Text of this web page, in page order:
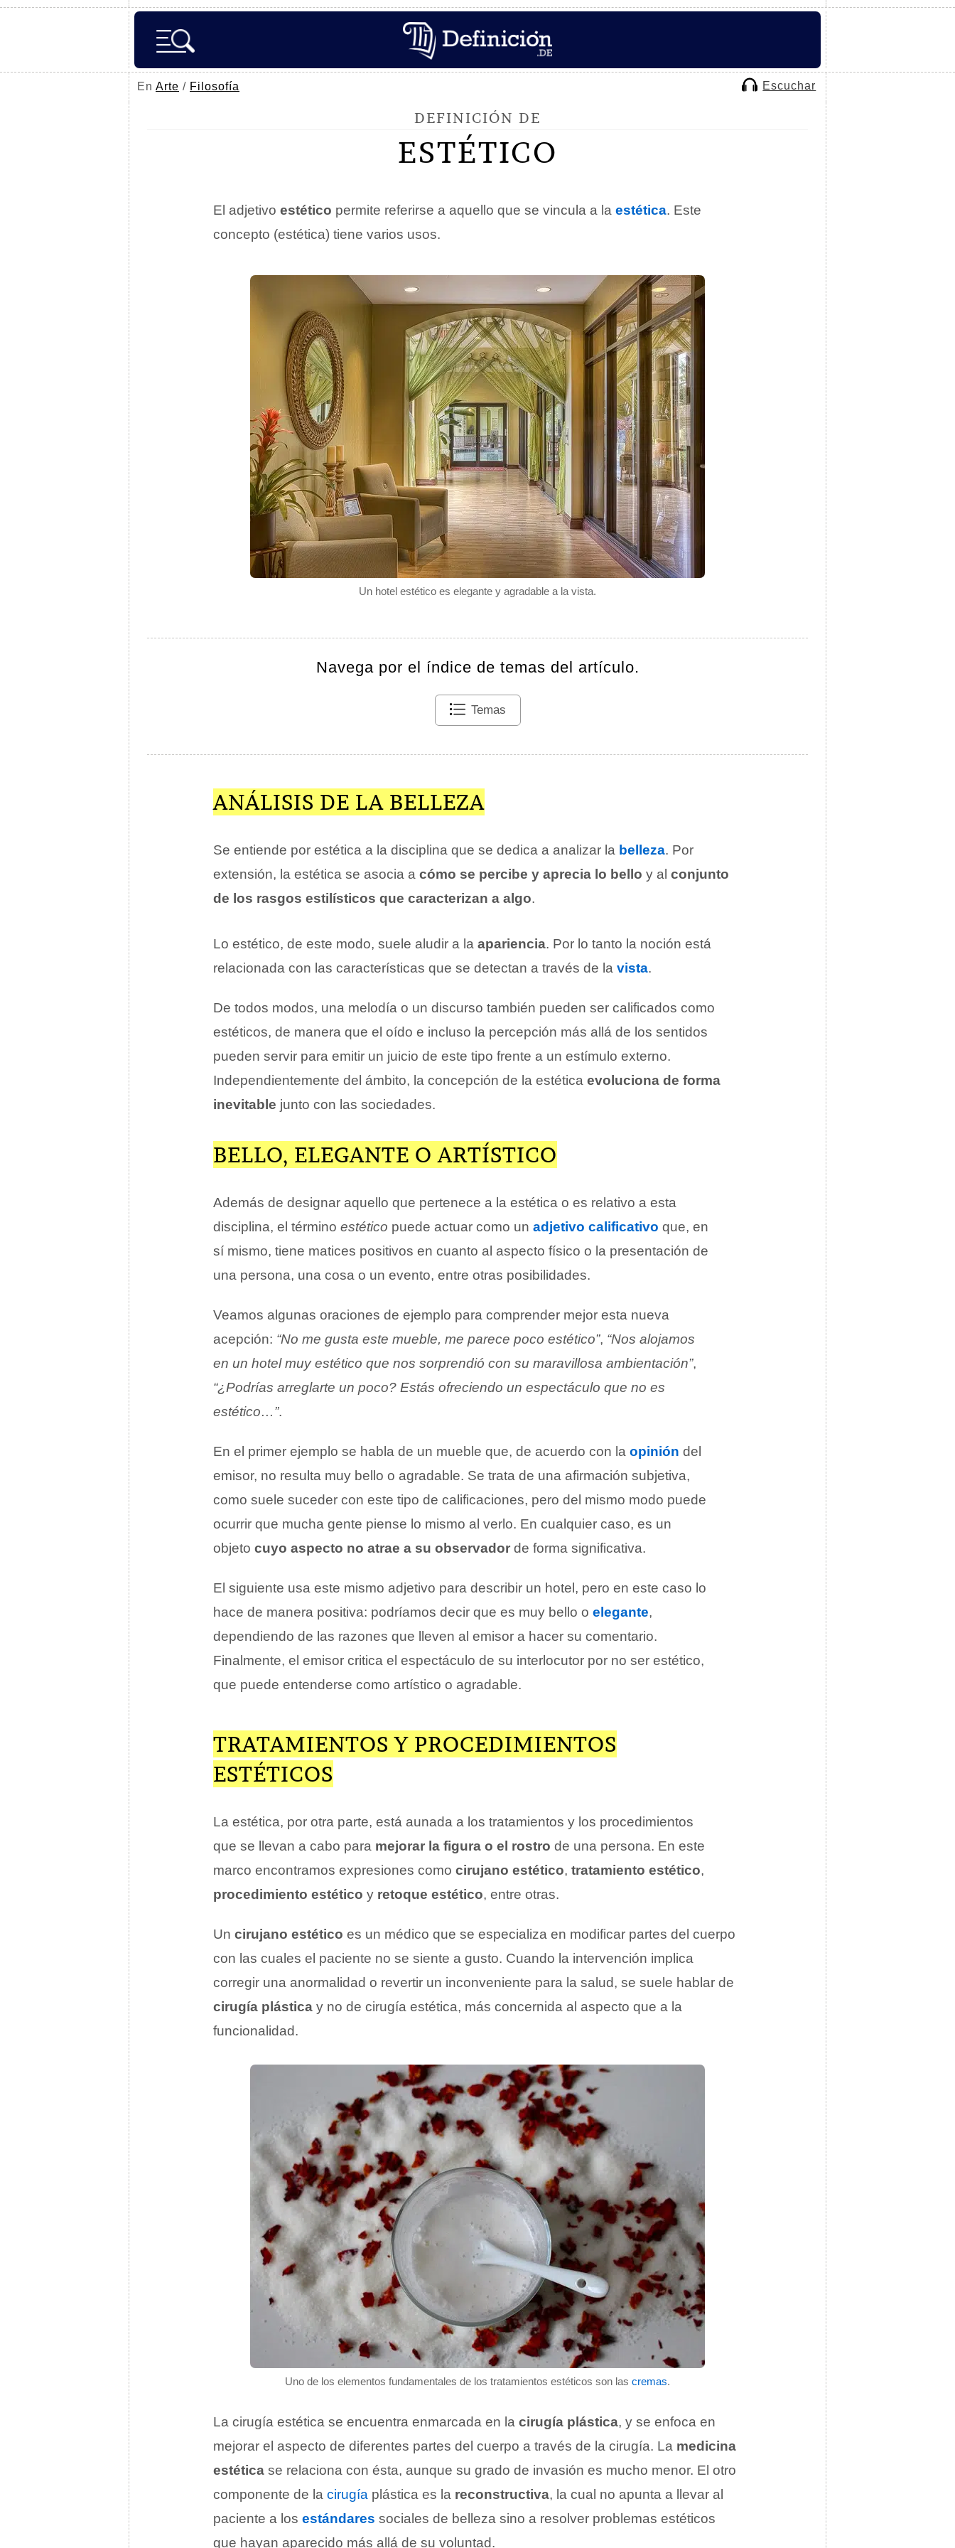
En Arte / Filosofía Escuchar
DEFINICIÓN DE
ESTÉTICO
Un hotel estético es elegante y agradable a la vista.
El adjetivo estético permite referirse a aquello que se vincula a la estética. Este
concepto (estética) tiene varios usos.
Navega por el índice de temas del artículo.
Temas
ANÁLISIS DE LA BELLEZA
Se entiende por estética a la disciplina que se dedica a analizar la belleza. Por
extensión, la estética se asocia a cómo se percibe y aprecia lo bello y al conjunto
de los rasgos estilísticos que caracterizan a algo.
Lo estético, de este modo, suele aludir a la apariencia. Por lo tanto la noción está
relacionada con las características que se detectan a través de la vista.
De todos modos, una melodía o un discurso también pueden ser calificados como
estéticos, de manera que el oído e incluso la percepción más allá de los sentidos
pueden servir para emitir un juicio de este tipo frente a un estímulo externo.
Independientemente del ámbito, la concepción de la estética evoluciona de forma
inevitable junto con las sociedades.
BELLO, ELEGANTE O ARTÍSTICO
Además de designar aquello que pertenece a la estética o es relativo a esta
disciplina, el término estético puede actuar como un adjetivo calificativo que, en
sí mismo, tiene matices positivos en cuanto al aspecto físico o la presentación de
una persona, una cosa o un evento, entre otras posibilidades.
Veamos algunas oraciones de ejemplo para comprender mejor esta nueva
acepción: “No me gusta este mueble, me parece poco estético”, “Nos alojamos
en un hotel muy estético que nos sorprendió con su maravillosa ambientación”,
“¿Podrías arreglarte un poco? Estás ofreciendo un espectáculo que no es
estético…”.
En el primer ejemplo se habla de un mueble que, de acuerdo con la opinión del
emisor, no resulta muy bello o agradable. Se trata de una afirmación subjetiva,
como suele suceder con este tipo de calificaciones, pero del mismo modo puede
ocurrir que mucha gente piense lo mismo al verlo. En cualquier caso, es un
objeto cuyo aspecto no atrae a su observador de forma significativa.
El siguiente usa este mismo adjetivo para describir un hotel, pero en este caso lo
hace de manera positiva: podríamos decir que es muy bello o elegante,
dependiendo de las razones que lleven al emisor a hacer su comentario.
Finalmente, el emisor critica el espectáculo de su interlocutor por no ser estético,
que puede entenderse como artístico o agradable.
TRATAMIENTOS Y PROCEDIMIENTOS
ESTÉTICOS
La estética, por otra parte, está aunada a los tratamientos y los procedimientos
que se llevan a cabo para mejorar la figura o el rostro de una persona. En este
marco encontramos expresiones como cirujano estético, tratamiento estético,
procedimiento estético y retoque estético, entre otras.
Un cirujano estético es un médico que se especializa en modificar partes del cuerpo
con las cuales el paciente no se siente a gusto. Cuando la intervención implica
corregir una anormalidad o revertir un inconveniente para la salud, se suele hablar de
cirugía plástica y no de cirugía estética, más concernida al aspecto que a la
funcionalidad.
Uno de los elementos fundamentales de los tratamientos estéticos son las cremas.
La cirugía estética se encuentra enmarcada en la cirugía plástica, y se enfoca en
mejorar el aspecto de diferentes partes del cuerpo a través de la cirugía. La medicina
estética se relaciona con ésta, aunque su grado de invasión es mucho menor. El otro
componente de la cirugía plástica es la reconstructiva, la cual no apunta a llevar al
paciente a los estándares sociales de belleza sino a resolver problemas estéticos
que hayan aparecido más allá de su voluntad.